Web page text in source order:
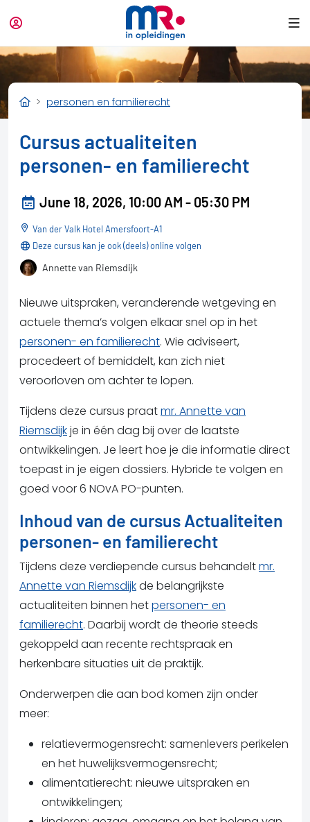
personen en familierecht
Cursus actualiteiten
personen- en familierecht
June 18, 2026, 10:00 AM - 05:30 PM
Van der Valk Hotel Amersfoort-A1
Deze cursus kan je ook (deels) online volgen
Annette van Riemsdijk
Nieuwe uitspraken, veranderende wetgeving en
actuele thema’s volgen elkaar snel op in het
personen- en familierecht. Wie adviseert,
procedeert of bemiddelt, kan zich niet
veroorloven om achter te lopen.
Tijdens deze cursus praatmr. Annette van
Riemsdijkje in één dag bij over de laatste
ontwikkelingen. Je leert hoe je die informatie direct
toepast in je eigen dossiers. Hybride te volgen en
goed voor 6 NOvA PO-punten.
Inhoud van de cursus Actualiteiten
personen- en familierecht
Tijdens deze verdiepende cursus behandeltmr.
Annette van Riemsdijkde belangrijkste
actualiteiten binnen hetpersonen- en
familierecht. Daarbij wordt de theorie steeds
gekoppeld aan recente rechtspraak en
herkenbare situaties uit de praktijk.
Onderwerpen die aan bod komen zijn onder
meer:
relatievermogensrecht: samenlevers perikelen
en het huwelijksvermogensrecht;
alimentatierecht: nieuwe uitspraken en
ontwikkelingen;